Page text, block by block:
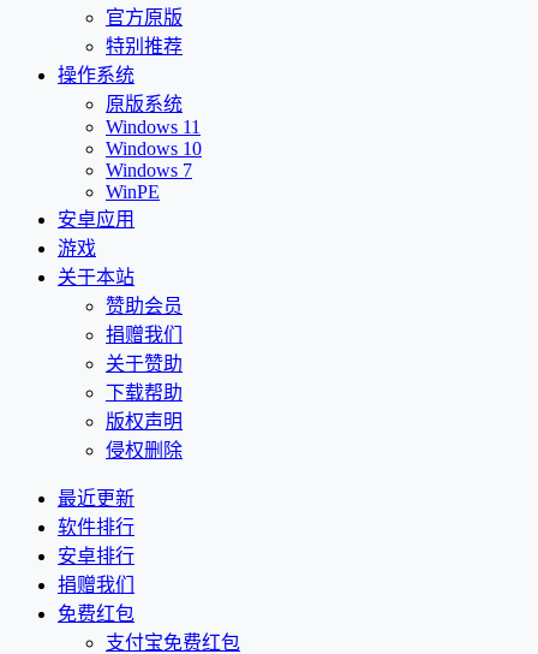
官方原版
特别推荐
操作系统
原版系统
Windows 11
Windows 10
Windows 7
WinPE
安卓应用
游戏
关于本站
赞助会员
捐赠我们
关于赞助
下载帮助
版权声明
侵权删除
最近更新
软件排行
安卓排行
捐赠我们
免费红包
支付宝免费红包